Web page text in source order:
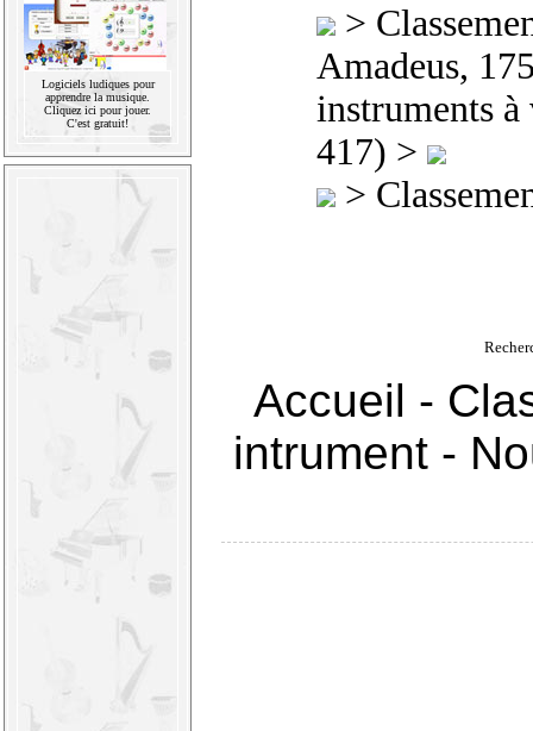
Logiciels ludiques pour
apprendre la musique.
Cliquez ici pour jouer.
C'est gratuit!
>
Amadeus,
instruments à
417) >
>
Accueil -
intrument-